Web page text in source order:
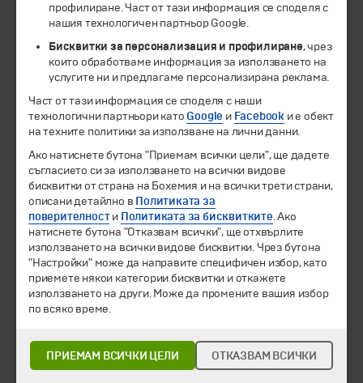
Всички права запазени.
Екскурзии и почивки
Направления
Календар
Всички програми от А до Я
Промоции
Горещи оферти
Потвърдени дати
Оферта на деня
Туристически обекти
профилиране. Част от тази информация се споделя с
нашия технологичен партньор Google.
Бисквитки за персонализация и профилиране, чрез
които обработваме информация за използването на
услугите ни и предлагаме персонализирана реклама.
Част от тази информация се споделя с наши
технологични партньори като Google и Facebook и е обект
на техните политики за използване на лични данни.
Ако натиснете бутона "Приемам всички цели", ще дадете
съгласието си за използването на всички видове
бисквитки от страна на Бохемия и на всички трети страни,
описани детайлно в Политиката за
поверителности Политиката за бисквитките. Ако
натиснете бутона "Отказвам всички", ще отхвърлите
използването на всички видове бисквитки. Чрез бутона
"Настройки" може да направите специфичен избор, като
приемете някои категории бисквитки и откажете
използването на други. Може да промените вашия избор
по всяко време.
ПРИЕМАМ ВСИЧКИ ЦЕЛИ ОТКАЗВАМ ВСИЧКИ